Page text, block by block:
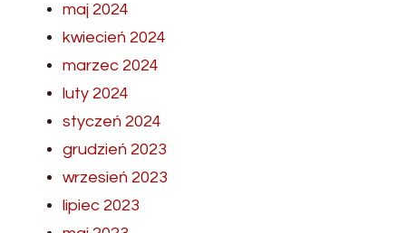
maj 2024
kwiecień 2024
marzec 2024
luty 2024
styczeń 2024
grudzień 2023
wrzesień 2023
lipiec 2023